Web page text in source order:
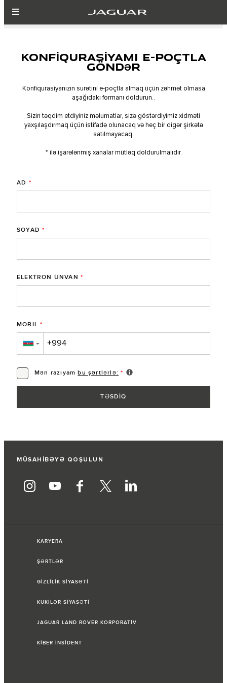
KONFİQURASİYAMI E-POÇTLA
GÖNDƏR
Konfiqurasiyanızın surətini e-poçtla almaq üçün zəhmət olmasa
aşağıdakı formanı doldurun..
Sizin təqdim etdiyiniz məlumatlar, sizə göstərdiyimiz xidməti
yaxşılaşdırmaq üçün istifadə olunacaq və heç bir digər şirkətə
satılmayacaq.
* ilə işarələnmiş xanalar mütləq doldurulmalıdır.
AD *
SOYAD *
ELEKTRON ÜNVAN *
MOBIL *
▼
Mən razıyambu şərtlərlə: *
MÜSAHİBƏYƏ QOŞULUN
KARYERA
ŞƏRTLƏR
GİZLİLİK SİYASƏTİ
KUKİLƏR SİYASƏTİ
JAGUAR LAND ROVER KORPORATİV
KİBER İNSİDENT